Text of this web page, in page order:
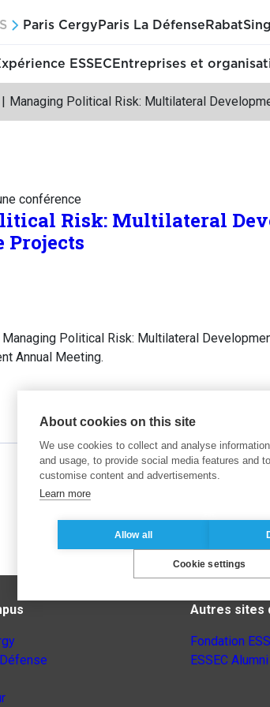
Paris Cergy Paris La Défense Rabat
ESSEC Entreprises et
Managing Political Risk: Multilateral
conférence
Risk: Multilateral
Managing Political Risk: Multilateral
Annual Meeting.
Autres sites
Fondation
ESSEC Alumni
About cookies on this site
We use cookies to collect and analyse
and usage, to provide social media features and
customise content and advertisements.
Learn more
Allow all
Cookie settings